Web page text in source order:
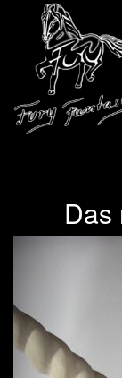
Das
Previous